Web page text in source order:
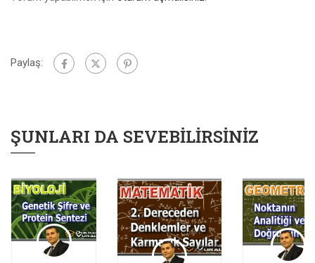
Paylaş:
ŞUNLARI DA SEVEBILIRSINIZ